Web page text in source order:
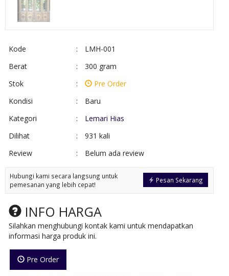
Kode :
LMH-001
Berat
:
300 gram
Stok
:
Pre Order
Kondisi
:
Baru
Kategori
:
Lemari Hias
Dilihat
:
931 kali
Review
: Belum ada review
Pesan Sekarang
Hubungi kami secara langsung untuk
pemesanan yang lebih cepat!
INFO HARGA
Silahkan menghubungi kontak kami untuk mendapatkan
informasi harga produk ini.
Pre Order